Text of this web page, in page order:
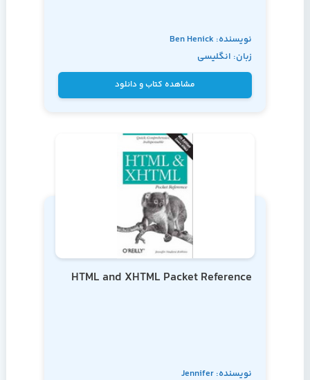
نویسنده: Ben Henick
زبان: انگلیسی
مشاهده کتاب و دانلود
HTML and XHTML Packet Reference
نویسنده: Jennifer